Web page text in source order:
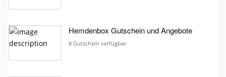
Hemdenbox Gutschein und Angebote
8 Gutschein verfügbar